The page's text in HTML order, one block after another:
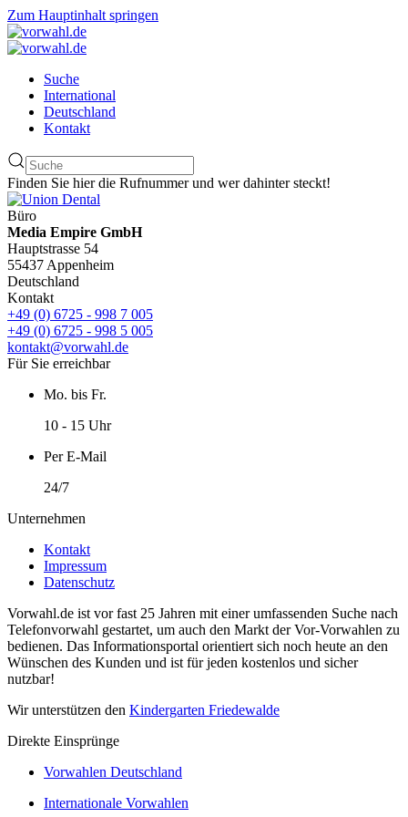
Zum Hauptinhalt springen
Suche
International
Deutschland
Kontakt
Finden Sie hier die Rufnummer und wer dahinter steckt!
Büro
Media Empire GmbH
Hauptstrasse 54
55437 Appenheim
Deutschland
Kontakt
+49 (0) 6725 - 998 7 005
+49 (0) 6725 - 998 5 005
kontakt@vorwahl.de
Für Sie erreichbar
Mo. bis Fr.
10 - 15 Uhr
Per E-Mail
24/7
Unternehmen
Kontakt
Impressum
Datenschutz
Vorwahl.de ist vor fast 25 Jahren mit einer umfassenden Suche nach
Telefonvorwahl gestartet, um auch den Markt der Vor-Vorwahlen zu
bedienen. Das Informationsportal orientiert sich noch heute an den
Wünschen des Kunden und ist für jeden kostenlos und sicher
nutzbar!
Wir unterstützen den Kindergarten Friedewalde
Direkte Einsprünge
Vorwahlen Deutschland
Internationale Vorwahlen